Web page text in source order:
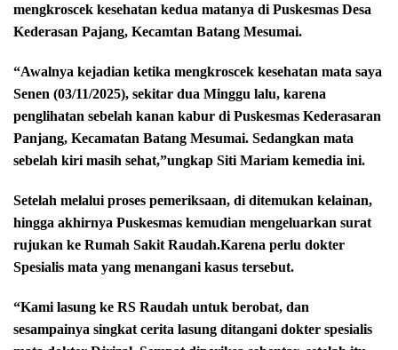
mengkroscek kesehatan kedua matanya di Puskesmas Desa
Kederasan Pajang, Kecamtan Batang Mesumai.
“Awalnya kejadian ketika mengkroscek kesehatan mata saya
Senen (03/11/2025), sekitar dua Minggu lalu, karena
penglihatan sebelah kanan kabur di Puskesmas Kederasaran
Panjang, Kecamatan Batang Mesumai. Sedangkan mata
sebelah kiri masih sehat,”ungkap Siti Mariam kemedia ini.
Setelah melalui proses pemeriksaan, di ditemukan kelainan,
hingga akhirnya Puskesmas kemudian mengeluarkan surat
rujukan ke Rumah Sakit Raudah.Karena perlu dokter
Spesialis mata yang menangani kasus tersebut.
“Kami lasung ke RS Raudah untuk berobat, dan
sesampainya singkat cerita lasung ditangani dokter spesialis